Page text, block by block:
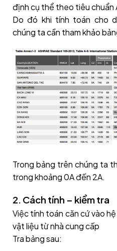
định cụ thể theo tiêu chuẩn
Do đó khi tính toán cho
chúng ta cần tham khảo
Trong bảng trên chúng ta
trong khoảng 0A đến 2A.
2. Cách tính – kiểm tra
Việc tính toán căn cứ vào
vật liệu từ nhà cung cấp
Tra bảng sau: